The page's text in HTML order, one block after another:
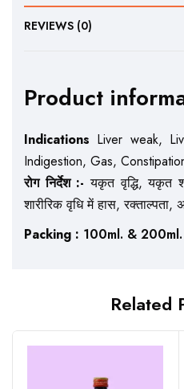
REVIEWS (0)
Product
Indications Liver weak,
Indigestion, Gas,
रोग निर्देश :- यकृत वृद्धि, यकृत
शारीरिक वृधि में हास, रक्ताल्पता,
Packing : 100ml. & 200ml.
Related